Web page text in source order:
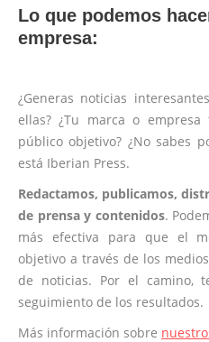
Lo que podemos
empresa:
¿Generas noticias
ellas? ¿Tu marca o
público objetivo? ¿No sabes
está Iberian Press.
Redactamos, publicamos,
de prensa y contenidos.
más efectiva para que el
objetivo a través de los
de noticias. Por el camino,
seguimiento de los resultados.
Más información sobre